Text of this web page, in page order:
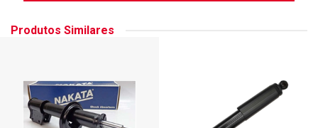
Produtos Similares